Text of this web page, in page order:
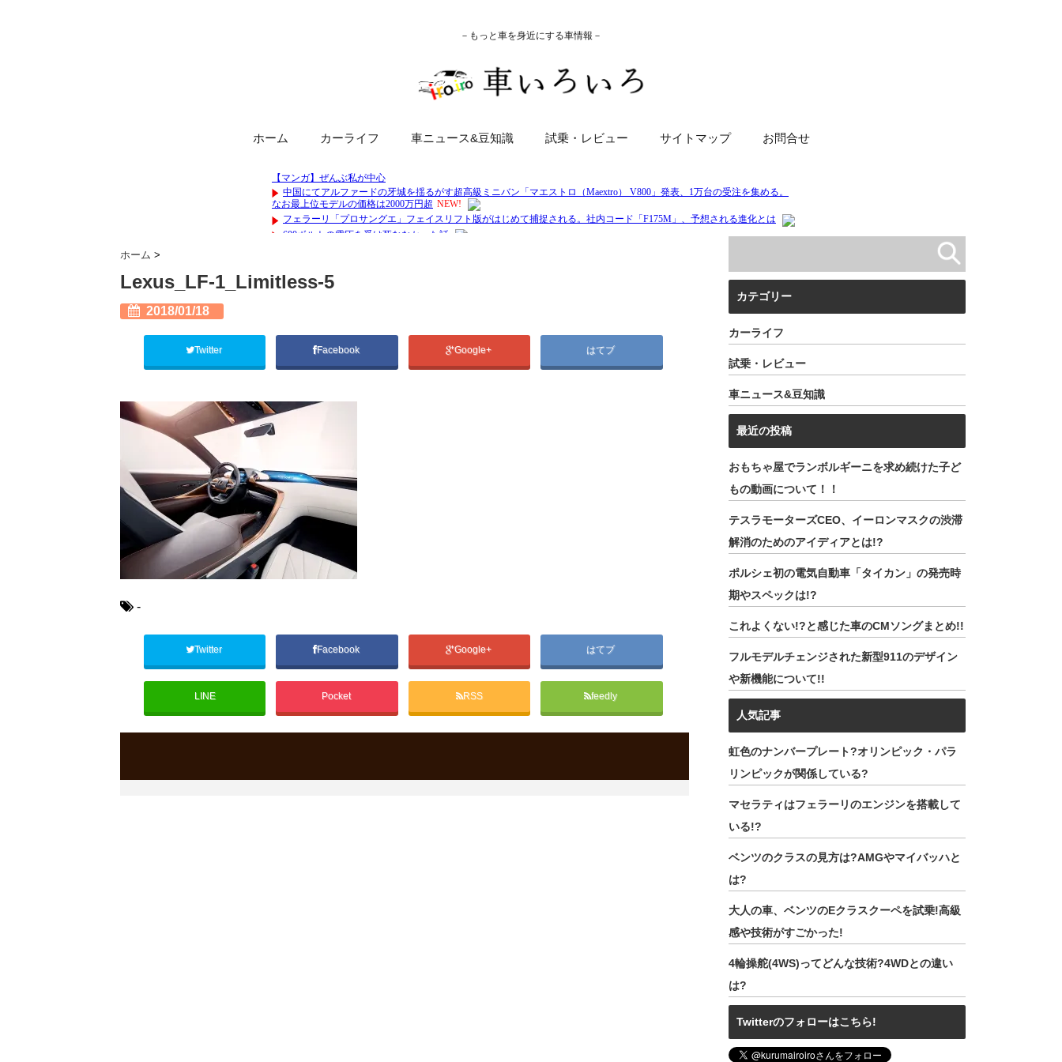
－もっと車を身近にする車情報－
ホーム カーライフ 車ニュース&豆知識 試乗・レビュー サイトマップ お問合せ
ホーム >
Lexus_LF-1_Limitless-5
2018/01/18
Twitter Facebook Google+ はてブ
-
Twitter Facebook Google+ はてブ
LINE Pocket RSS feedly
カテゴリー
カーライフ
試乗・レビュー
車ニュース&豆知識
最近の投稿
おもちゃ屋でランボルギーニを求め続けた子ど
もの動画について！！
テスラモーターズCEO、イーロンマスクの渋滞
解消のためのアイディアとは!?
ポルシェ初の電気自動車「タイカン」の発売時
期やスペックは!?
これよくない!?と感じた車のCMソングまとめ!!
フルモデルチェンジされた新型911のデザイン
や新機能について!!
人気記事
虹色のナンバープレート?オリンピック・パラ
リンピックが関係している?
マセラティはフェラーリのエンジンを搭載して
いる!?
ベンツのクラスの見方は?AMGやマイバッハと
は?
大人の車、ベンツのEクラスクーペを試乗!高級
感や技術がすごかった!
4輪操舵(4WS)ってどんな技術?4WDとの違い
は?
Twitterのフォローはこちら!